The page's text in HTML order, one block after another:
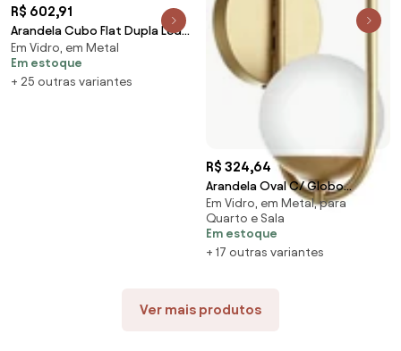
R$ 602,91
Arandela Cubo Flat Dupla Led
Integrado 11W 2700K
21X12X16Cm Metal E Vi...
(CHAMPANHE / DOURADO
Em Vidro, em Metal
Em estoque
+ 25 outras variantes
R$ 324,64
Arandela Oval C/ Globo
16X12X35Cm Metal E Vidro 1 X
G9 Globo Ø12Cm |Ol... (PRETO /
COBRE BRILHO, FOSCO)
Em Vidro, em Metal, para
Quarto e Sala
Em estoque
+ 17 outras variantes
Ver mais produtos